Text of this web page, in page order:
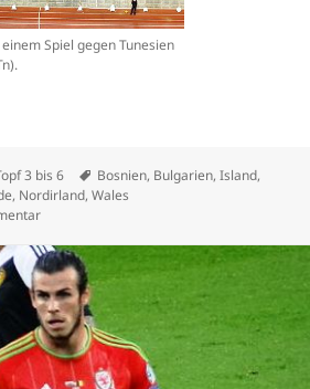
Spiel gegen Tunesien
3 bis 6 Schlagwörter
Bosnien, Bulgarien,Island,
, Nordirland,Wales
zu Pleite für Niederlande: Topf 3 bis 6